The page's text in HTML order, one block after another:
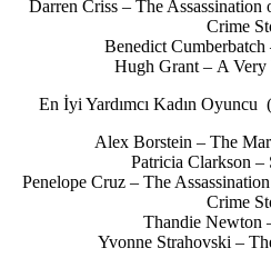
Darren Criss – The Assassination
Crime
Benedict
Hugh Grant – A Very
En İyi Yardımcı Kadın
Alex Borstein – The
Patricia Clarkson –
Penelope Cruz – The
Crime
Thandie Newton
Yvonne Strahovski –